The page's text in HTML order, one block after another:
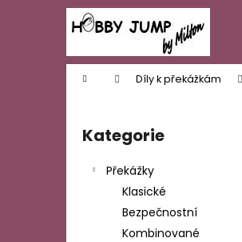
Domů Díly k překážkám
Přeskočit
kategorie
Kategorie
Překážky
Klasické
Bezpečnostní
Kombinované